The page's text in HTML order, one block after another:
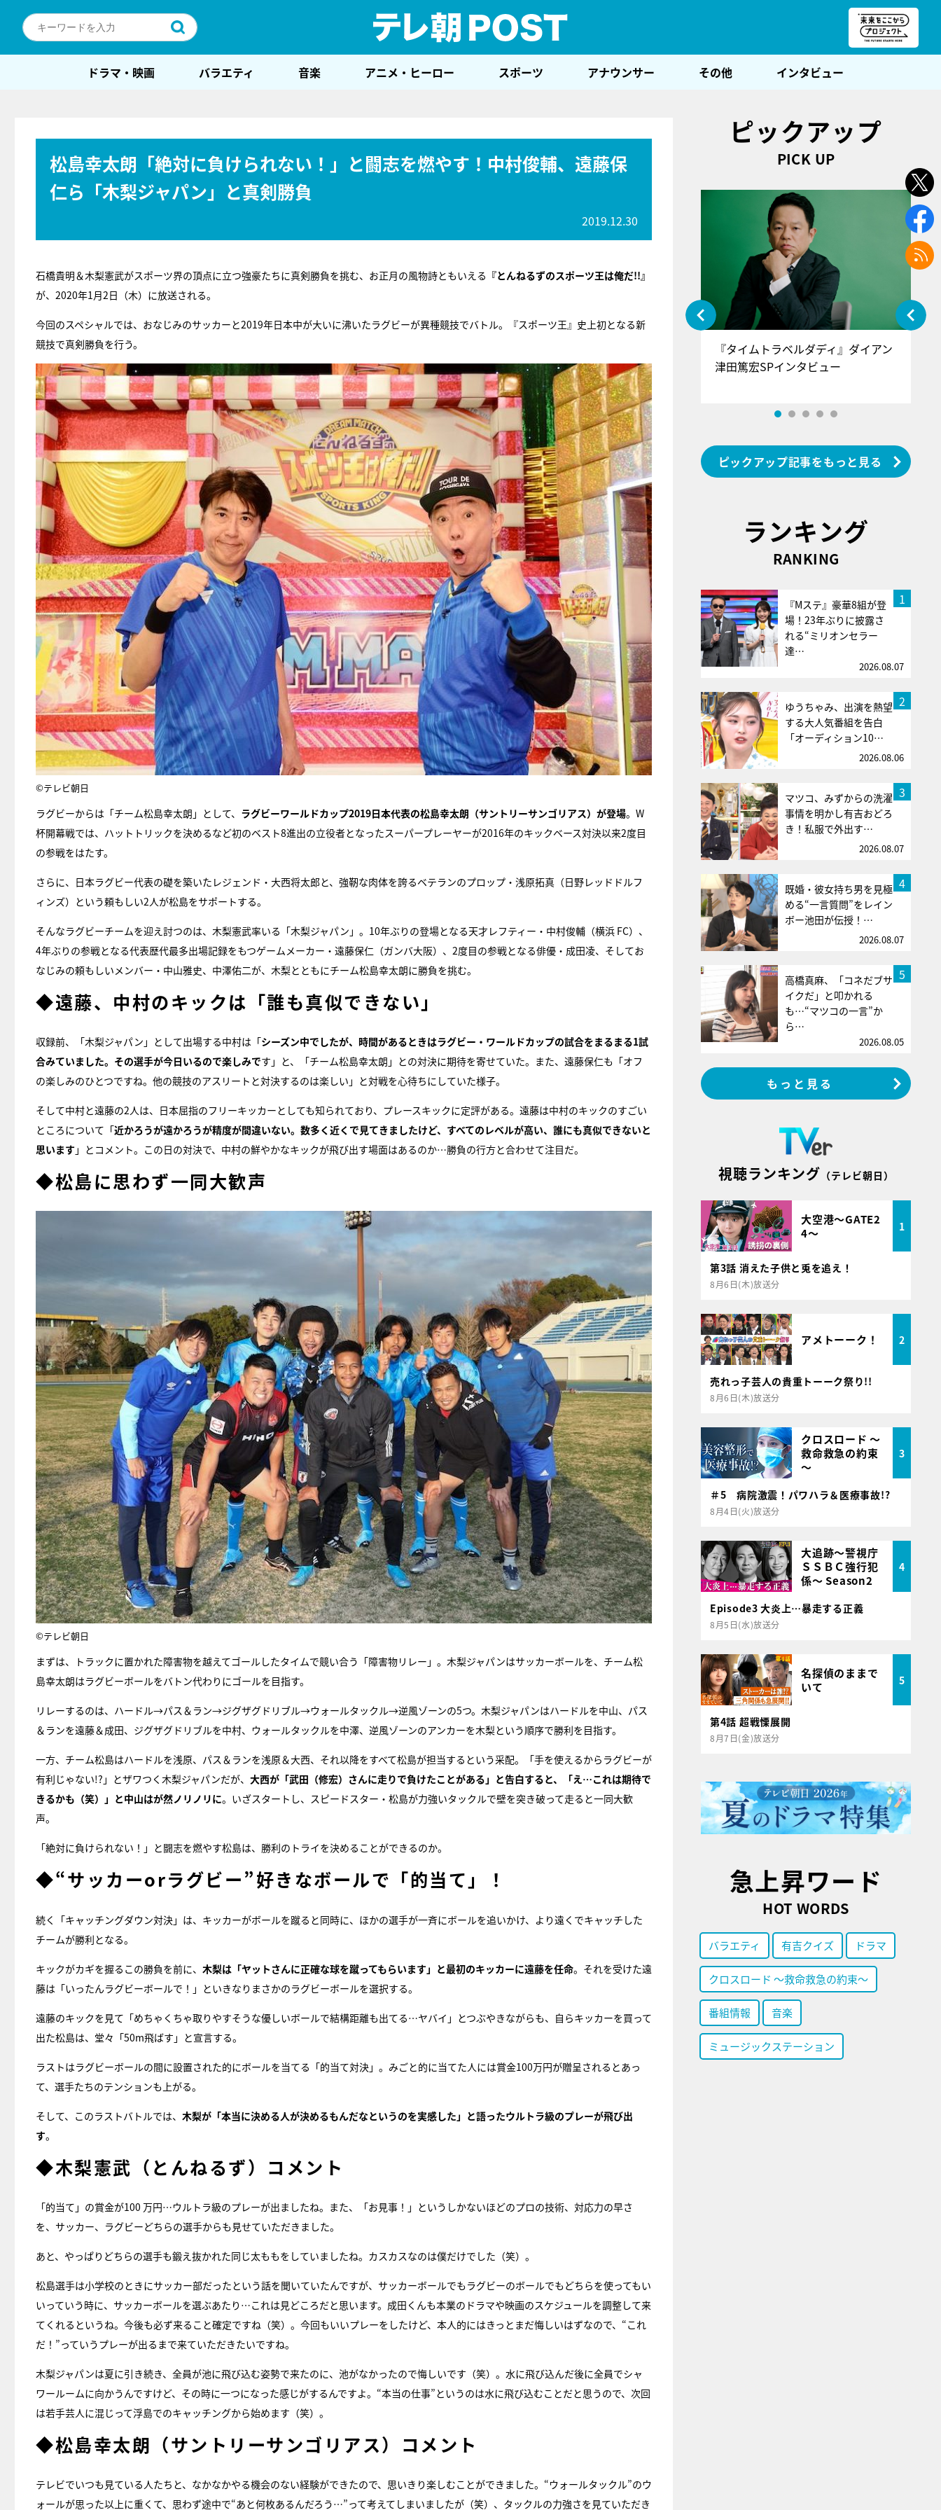
ドラマ・映画 バラエティ 音楽 アニメ・ヒーロー スポーツ アナウンサー その他 インタビュー
松島幸太朗「絶対に負けられない！」と闘志を燃やす！中村俊輔、遠藤保
仁ら「木梨ジャパン」と真剣勝負
2019.12.30
石橋貴明＆木梨憲武がスポーツ界の頂点に立つ強豪たちに真剣勝負を挑む、お正月の風物詩ともいえる 『とんねるずのスポーツ王は俺だ!!』
が、2020年1月2日（木）に放送される。
今回のスペシャルでは、おなじみのサッカーと2019年日本中が大いに沸いたラグビーが異種競技でバトル。『スポーツ王』史上初となる新
競技で真剣勝負を行う。
©テレビ朝日
ラグビーからは「チーム松島幸太朗」として、 ラグビーワールドカップ2019日本代表の松島幸太朗（サントリーサンゴリアス）が登場。W
杯開幕戦では、ハットトリックを決めるなど初のベスト8進出の立役者となったスーパープレーヤーが2016年のキックベース対決以来2度目
の参戦をはたす。
さらに、日本ラグビー代表の礎を築いたレジェンド・大西将太郎と、強靭な肉体を誇るベテランのプロップ・浅原拓真（日野レッドドルフ
ィンズ）という頼もしい2人が松島をサポートする。
そんなラグビーチームを迎え討つのは、木梨憲武率いる「木梨ジャパン」。10年ぶりの登場となる天才レフティー・中村俊輔（横浜 FC）、
4年ぶりの参戦となる代表歴代最多出場記録をもつゲームメーカー・遠藤保仁（ガンバ大阪）、2度目の参戦となる俳優・成田凌、そしてお
なじみの頼もしいメンバー・中山雅史、中澤佑二が、木梨とともにチーム松島幸太朗に勝負を挑む。
◆遠藤、中村のキックは「誰も真似できない」
収録前、「木梨ジャパン」として出場する中村は「シーズン中でしたが、時間があるときはラグビー・ワールドカップの試合をまるまる1試
合みていました。その選手が今日いるので楽しみです」と、「チーム松島幸太朗」との対決に期待を寄せていた。また、遠藤保仁も「オフ
の楽しみのひとつですね。他の競技のアスリートと対決するのは楽しい」と対戦を心待ちにしていた様子。
そして中村と遠藤の2人は、日本屈指のフリーキッカーとしても知られており、プレースキックに定評がある。遠藤は中村のキックのすごい
ところについて「近かろうが遠かろうが精度が間違いない。数多く近くで見てきましたけど、すべてのレベルが高い、誰にも真似できないと
思います 」とコメント。この日の対決で、中村の鮮やかなキックが飛び出す場面はあるのか…勝負の行方と合わせて注目だ。
◆松島に思わず一同大歓声
©テレビ朝日
まずは、トラックに置かれた障害物を越えてゴールしたタイムで競い合う「障害物リレー」。木梨ジャパンはサッカーボールを、チーム松
島幸太朗はラグビーボールをバトン代わりにゴールを目指す。
リレーするのは、ハードル→パス＆ラン→ジグザグドリブル→ウォールタックル→逆風ゾーンの5つ。木梨ジャパンはハードルを中山、パス
＆ランを遠藤＆成田、ジグザグドリブルを中村、ウォールタックルを中澤、逆風ゾーンのアンカーを木梨という順序で勝利を目指す。
一方、チーム松島はハードルを浅原、パス＆ランを浅原＆大西、それ以降をすべて松島が担当するという采配。「手を使えるからラグビーが
有利じゃない!?」とザワつく木梨ジャパンだが、 大西が「武田（修宏）さんに走りで負けたことがある」と告白すると、「え…これは期待で
きるかも（笑）」と中山はが然ノリノリに。いざスタートし、スピードスター・松島が力強いタックルで壁を突き破って走ると一同大歓
声。
「絶対に負けられない！」と闘志を燃やす松島は、勝利のトライを決めることができるのか。
◆“サッカーorラグビー”好きなボールで「的当て」！
続く「キャッチングダウン対決」は、キッカーがボールを蹴ると同時に、ほかの選手が一斉にボールを追いかけ、より遠くでキャッチした
チームが勝利となる。
キックがカギを握るこの勝負を前に、 木梨は「ヤットさんに正確な球を蹴ってもらいます」と最初のキッカーに遠藤を任命。それを受けた遠
藤は「いったんラグビーボールで！」といきなりまさかのラグビーボールを選択する。
遠藤のキックを見て「めちゃくちゃ取りやすそうな優しいボールで結構距離も出てる…ヤバイ」とつぶやきながらも、自らキッカーを買って
出た松島は、堂々「50m飛ばす」と宣言する。
ラストはラグビーボールの間に設置された的にボールを当てる「的当て対決」。みごと的に当てた人には賞金100万円が贈呈されるとあっ
て、選手たちのテンションも上がる。
そして、このラストバトルでは、 木梨が「本当に決める人が決めるもんだなというのを実感した」と語ったウルトラ級のプレーが飛び出
す。
◆木梨憲武（とんねるず）コメント
「的当て」の賞金が100 万円…ウルトラ級のプレーが出ましたね。また、「お見事！」というしかないほどのプロの技術、対応力の早さ
を、サッカー、ラグビーどちらの選手からも見せていただきました。
あと、やっぱりどちらの選手も鍛え抜かれた同じ太ももをしていましたね。カスカスなのは僕だけでした（笑）。
松島選手は小学校のときにサッカー部だったという話を聞いていたんですが、サッカーボールでもラグビーのボールでもどちらを使ってもい
いっていう時に、サッカーボールを選ぶあたり…これは見どころだと思います。成田くんも本業のドラマや映画のスケジュールを調整して来
てくれるというね。今後も必ず来ること確定ですね（笑）。今回もいいプレーをしたけど、本人的にはきっとまだ悔しいはずなので、“これ
だ！”っていうプレーが出るまで来ていただきたいですね。
木梨ジャパンは夏に引き続き、全員が池に飛び込む姿勢で来たのに、池がなかったので悔しいです（笑）。水に飛び込んだ後に全員でシャ
ワールームに向かうんですけど、その時に一つになった感じがするんですよ。“本当の仕事”というのは水に飛び込むことだと思うので、次回
は若手芸人に混じって浮島でのキャッチングから始めます（笑）。
◆松島幸太朗（サントリーサンゴリアス）コメント
テレビでいつも見ている人たちと、なかなかやる機会のない経験ができたので、思いきり楽しむことができました。“ウォールタックル”のウ
ォールが思った以上に重くて、思わず途中で“あと何枚あるんだろう…”って考えてしまいましたが（笑）、タックルの力強さを見ていただき
ピックアップ
PICK UP
E齋藤樹愛羅＆佐々木舞香SPインタ
ビュー
『タイムトラベルダディ』ダイアン
津田篤宏SPインタビュー
ピックアップ記事をもっと見る
ランキング
RANKING
1
『Mステ』豪華8組が登
場！23年ぶりに披露さ
れる“ミリオンセラー
達…
2026.08.07
2
ゆうちゃみ、出演を熱望
する大人気番組を告白
「オーディション10…
2026.08.06
3
マツコ、みずからの洗濯
事情を明かし有吉おどろ
き！私服で外出す…
2026.08.07
4
既婚・彼女持ち男を見極
める“一言質問”をレイン
ボー池田が伝授！…
2026.08.07
5
高橋真麻、「コネだブサ
イクだ」と叩かれる
も…“マツコの一言”か
ら…
2026.08.05
もっと見る
視聴ランキング （テレビ朝日）
大空港～GATE2
4～
1
第3話 消えた子供と兎を追え！
8月6日(木)放送分
アメトーーク！ 2
売れっ子芸人の貴重トーーク祭り!!
8月6日(木)放送分
クロスロード ～
救命救急の約束
～
3
＃5 病院激震！パワハラ＆医療事故!?
8月4日(火)放送分
大追跡～警視庁
ＳＳＢＣ強行犯
係～ Season2
4
Episode3 大炎上…暴走する正義
8月5日(水)放送分
名探偵のままで
いて
5
第4話 超戦慄展開
8月7日(金)放送分
急上昇ワード
HOT WORDS
バラエティ 有吉クイズ ドラマ
クロスロード ～救命救急の約束～
番組情報 音楽
ミュージックステーション